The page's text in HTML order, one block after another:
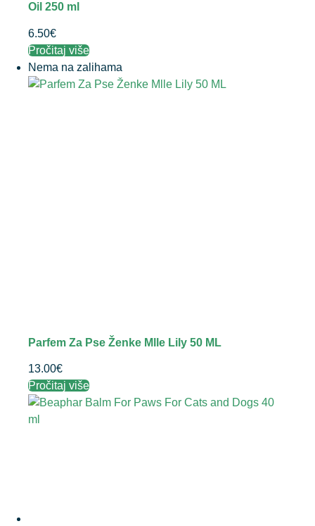
Oil 250 ml
6.50€
Pročitaj više
Nema na zalihama
Parfem Za Pse Ženke Mlle Lily 50 ML
13.00€
Pročitaj više